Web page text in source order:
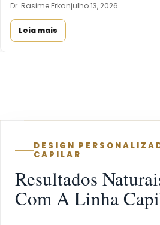
Dr. Rasime Erkanjulho 13, 2026
Leia mais
DESIGN
CAPILAR
Resultados
Com A Linha